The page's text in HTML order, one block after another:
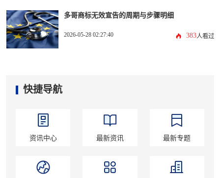
多哥商标无效宣告的周期与步骤明细
2026-05-28 02:27:40 383人看过
快捷导航
资讯中心 最新资讯 最新专题